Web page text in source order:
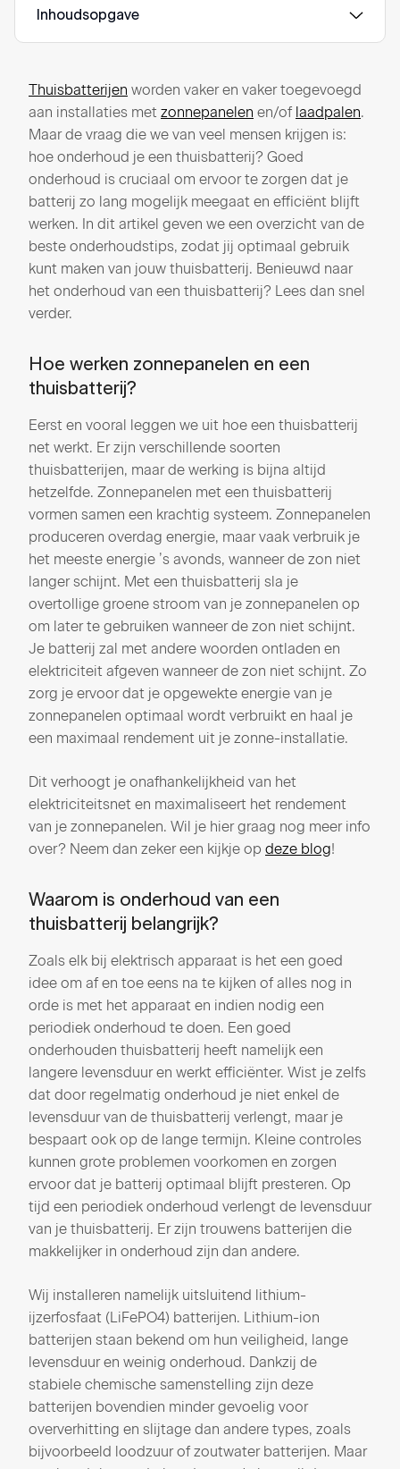
Inhoudsopgave
Thuisbatterijen worden vaker en vaker toegevoegd
aan installaties met zonnepanelen en/of laadpalen.
Maar de vraag die we van veel mensen krijgen is:
hoe onderhoud je een thuisbatterij? Goed
onderhoud is cruciaal om ervoor te zorgen dat je
batterij zo lang mogelijk meegaat en efficiënt blijft
werken. In dit artikel geven we een overzicht van de
beste onderhoudstips, zodat jij optimaal gebruik
kunt maken van jouw thuisbatterij. Benieuwd naar
het onderhoud van een thuisbatterij? Lees dan snel
verder.
Hoe werken zonnepanelen en een
thuisbatterij?
Eerst en vooral leggen we uit hoe een thuisbatterij
net werkt. Er zijn verschillende soorten
thuisbatterijen, maar de werking is bijna altijd
hetzelfde. Zonnepanelen met een thuisbatterij
vormen samen een krachtig systeem. Zonnepanelen
produceren overdag energie, maar vaak verbruik je
het meeste energie ’s avonds, wanneer de zon niet
langer schijnt. Met een thuisbatterij sla je
overtollige groene stroom van je zonnepanelen op
om later te gebruiken wanneer de zon niet schijnt.
Je batterij zal met andere woorden ontladen en
elektriciteit afgeven wanneer de zon niet schijnt. Zo
zorg je ervoor dat je opgewekte energie van je
zonnepanelen optimaal wordt verbruikt en haal je
een maximaal rendement uit je zonne-installatie.
Dit verhoogt je onafhankelijkheid van het
elektriciteitsnet en maximaliseert het rendement
van je zonnepanelen. Wil je hier graag nog meer info
over? Neem dan zeker een kijkje op deze blog!
Waarom is onderhoud van een
thuisbatterij belangrijk?
Zoals elk bij elektrisch apparaat is het een goed
idee om af en toe eens na te kijken of alles nog in
orde is met het apparaat en indien nodig een
periodiek onderhoud te doen. Een goed
onderhouden thuisbatterij heeft namelijk een
langere levensduur en werkt efficiënter. Wist je zelfs
dat door regelmatig onderhoud je niet enkel de
levensduur van de thuisbatterij verlengt, maar je
bespaart ook op de lange termijn. Kleine controles
kunnen grote problemen voorkomen en zorgen
ervoor dat je batterij optimaal blijft presteren. Op
tijd een periodiek onderhoud verlengt de levensduur
van je thuisbatterij. Er zijn trouwens batterijen die
makkelijker in onderhoud zijn dan andere.
Wij installeren namelijk uitsluitend lithium-
ijzerfosfaat (LiFePO4) batterijen. Lithium-ion
batterijen staan bekend om hun veiligheid, lange
levensduur en weinig onderhoud. Dankzij de
stabiele chemische samenstelling zijn deze
batterijen bovendien minder gevoelig voor
oververhitting en slijtage dan andere types, zoals
bijvoorbeeld loodzuur of zoutwater batterijen. Maar